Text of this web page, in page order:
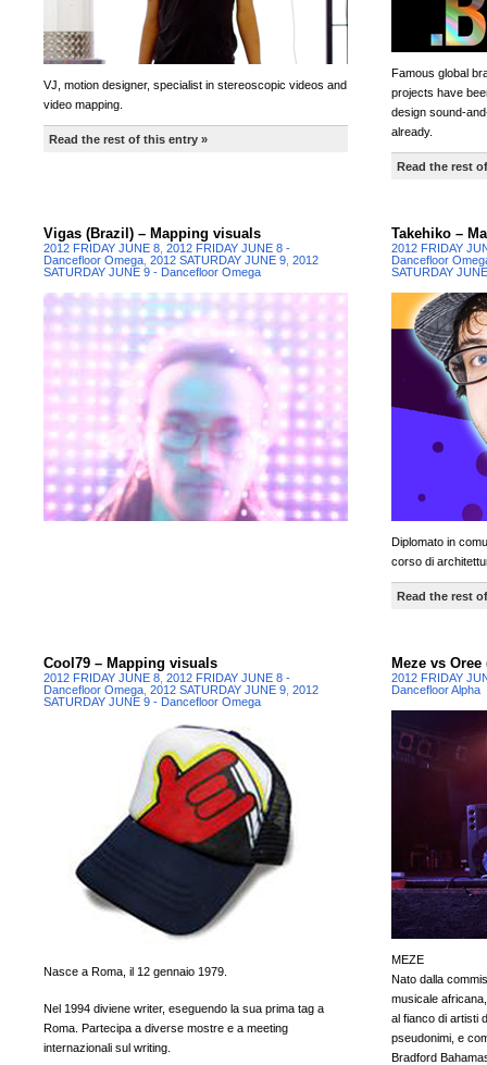
VJ, motion designer, specialist in stereoscopic videos and
video mapping.
Read the rest of this entry »
Famous global
projects have
design sound-
already.
Read the rest
Vigas (Brazil) – Mapping visuals
2012 FRIDAY JUNE 8 2012 FRIDAY JUNE 8 -
Dancefloor Omega 2012 SATURDAY JUNE 9 2012
SATURDAY JUNE 9 - Dancefloor Omega
Takehiko –
2012 FRIDAY
Dancefloor
SATURDAY
Diplomato in
corso di
Read the rest
Cool79 – Mapping visuals
2012 FRIDAY JUNE 8 2012 FRIDAY JUNE 8 -
Dancefloor Omega 2012 SATURDAY JUNE 9 2012
SATURDAY JUNE 9 - Dancefloor Omega
Nasce a Roma, il 12 gennaio 1979.
Nel 1994 diviene writer, eseguendo la sua prima tag a
Roma. Partecipa a diverse mostre e a meeting
internazionali sul writing.
Meze vs Oree
2012 FRIDAY
Dancefloor Alpha
MEZE
Nato dalla
musicale
al fianco di artisti
pseudonimi, e
Bradford